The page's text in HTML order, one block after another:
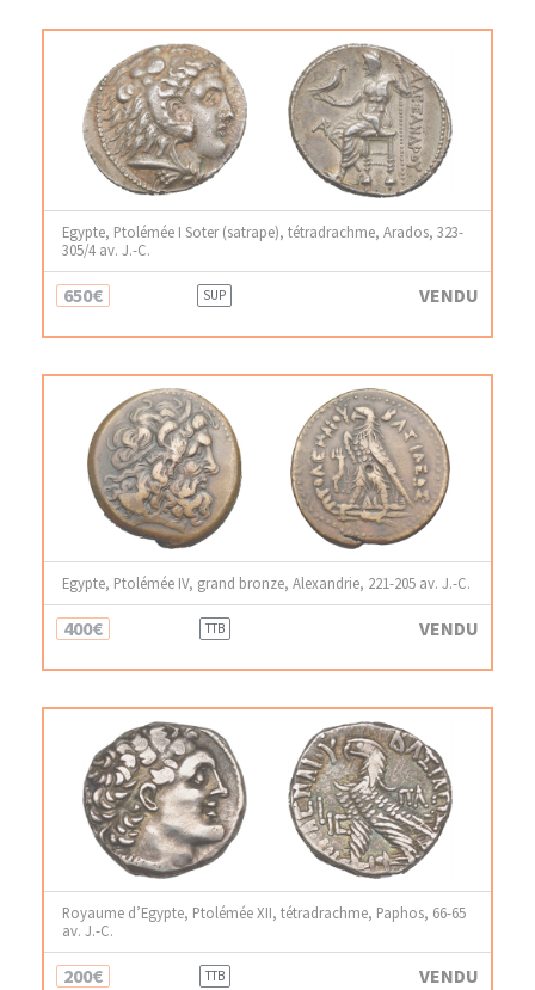
Egypte, Ptolémée I Soter (satrape), tétradrachme, Arados, 323-
305/4 av. J.-C.
650€ SUP VENDU
Egypte, Ptolémée IV, grand bronze, Alexandrie, 221-205 av. J.-C.
400€ TTB VENDU
Royaume d’Egypte, Ptolémée XII, tétradrachme, Paphos, 66-65
av. J.-C.
200€ TTB VENDU